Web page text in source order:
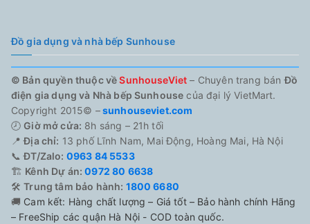
Đồ gia dụng và nhà bếp Sunhouse
© Bản quyền thuộc vềSunhouseViet – Chuyên trang bánĐồ
điện gia dụng và Nhà bếp Sunhouse của đại lý VietMart.
Copyright 2015© –sunhouseviet.com
🕗Giờ mở cửa: 8h sáng – 21h tối
📍Địa chỉ: 13 phố Lĩnh Nam, Mai Động, Hoàng Mai, Hà Nội
📞ĐT/Zalo: 0963 84 5533
🏗️ Kênh Dự án: 0972 80 6638
🛠️Trung tâm bảo hành: 1800 6680
🚚 Cam kết: Hàng chất lượng – Giá tốt – Bảo hành chính Hãng
– FreeShip các quận Hà Nội - COD toàn quốc.